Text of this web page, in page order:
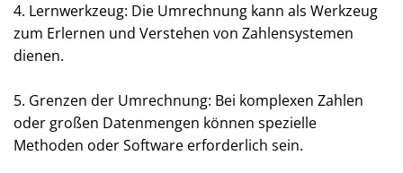
4. Lernwerkzeug: Die Umrechnung kann als Werkzeug
zum Erlernen und Verstehen von Zahlensystemen
dienen.
5. Grenzen der Umrechnung: Bei komplexen Zahlen
oder großen Datenmengen können spezielle
Methoden oder Software erforderlich sein.